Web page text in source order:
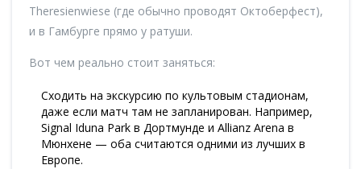
Theresienwiese (где обычно проводят Октоберфест),
и в Гамбурге прямо у ратуши.
Вот чем реально стоит заняться:
Сходить на экскурсию по культовым стадионам,
даже если матч там не запланирован. Например,
Signal Iduna Park в Дортмунде и Allianz Arena в
Мюнхене — оба считаются одними из лучших в
Европе.